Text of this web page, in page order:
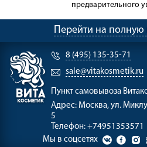
предварительного
Перейти на полную
8 (495) 135-35-71
sale@vitakosmetik.ru
Пункт самовывоза
Адрес: Москва, ул.
5
Телефон: +74951353571
Мы в соцсетях